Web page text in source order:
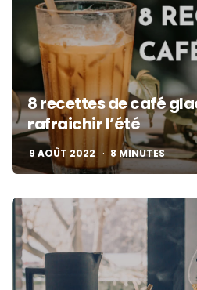
8 recettes de café
rafraichir l’été
9 AOÛT 2022 8 MINUTES